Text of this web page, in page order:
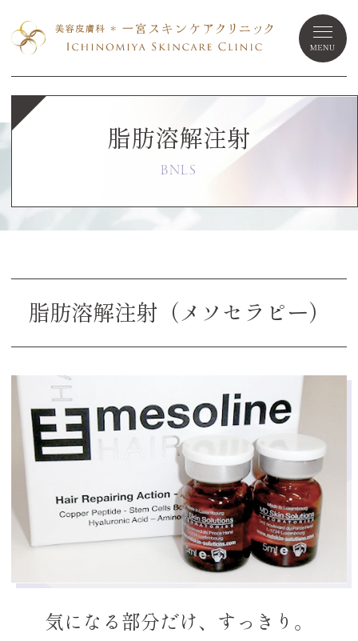
脂肪溶解注射
BNLS
脂肪溶解注射（メソセラピー）
気になる部分だけ、すっきり。